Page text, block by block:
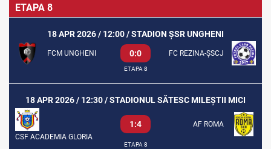
ETAPA 8
18 APR 2026 / 12:00 / STADION ȘSR UNGHENI
FCM UNGHENI 0:0 FC REZINA-ȘSCJ
ETAPA 8
18 APR 2026 / 12:30 / STADIONUL SĂTESC MILEȘTII MICI
CSF ACADEMIA GLORIA
1:4 AF ROMA
ETAPA 8